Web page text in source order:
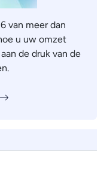
van meer dan
u uw omzet
de druk van de